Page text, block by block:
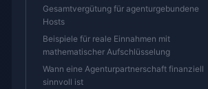
Gesamtvergütung für agenturgebundene
Hosts
Beispiele für reale Einnahmen mit
mathematischer Aufschlüsselung
Wann eine Agenturpartnerschaft finanziell
sinnvoll ist